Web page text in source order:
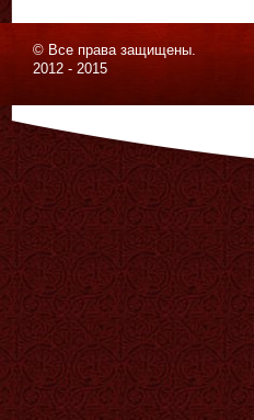
© Все права защищены.
2012 - 2015